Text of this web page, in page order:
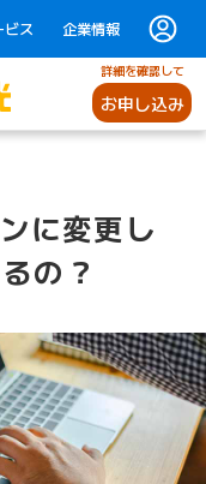
ビス 企業情報
詳細を確認して
お申し込み
に変更し
の？